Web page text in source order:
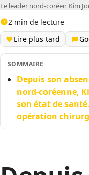
Le leader nord-coréen Kim
2 min de lecture
Lire plus tard
SOMMAIRE
Depuis son
nord-coréenne,
son état de
opération